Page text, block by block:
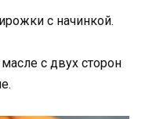
с начинкой.
с двух сторон